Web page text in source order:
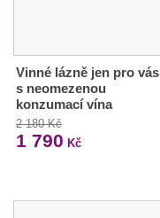
Vinné lázně jen pro vás
s neomezenou
konzumací vína
2 180 Kč
1 790 Kč